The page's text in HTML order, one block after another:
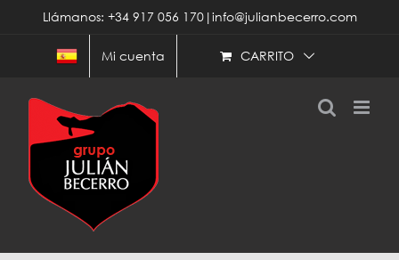
contenido
Llámanos: +34 917 056 170|info@julianbecerro.com
Mi cuenta CARRITO